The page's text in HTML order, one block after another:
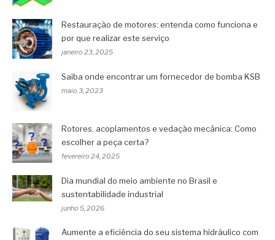
Restauração de motores: entenda como funciona e
por que realizar este serviço
janeiro 23, 2025
Saiba onde encontrar um fornecedor de bomba KSB
maio 3, 2023
Rotores, acoplamentos e vedação mecânica: Como
escolher a peça certa?
fevereiro 24, 2025
Dia mundial do meio ambiente no Brasil e
sustentabilidade industrial
junho 5, 2026
Aumente a eficiência do seu sistema hidráulico com